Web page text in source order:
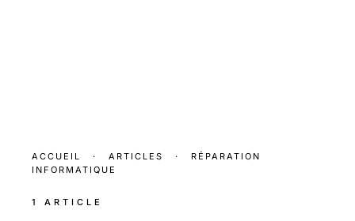
ACCUEIL · ARTICLES ·
RÉPARATION
INFORMATIQUE
1 ARTICLE